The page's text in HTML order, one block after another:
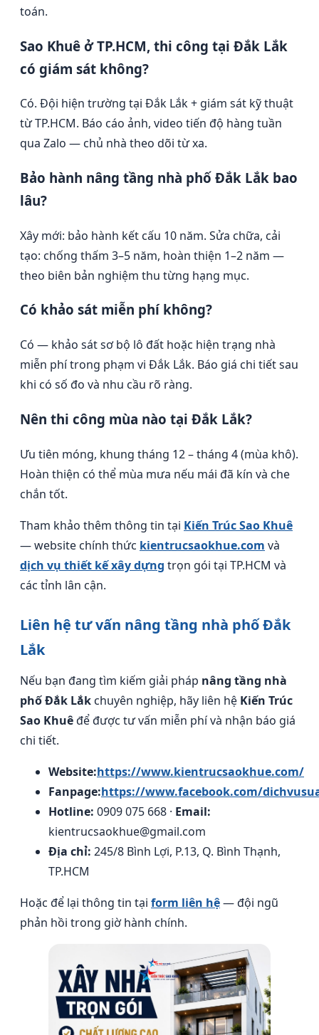
toán.
Sao Khuê ở TP.HCM, thi công tại Đắk Lắk
có giám sát không?
Có. Đội hiện trường tại Đắk Lắk + giám sát kỹ thuật
từ TP.HCM. Báo cáo ảnh, video tiến độ hàng tuần
qua Zalo — chủ nhà theo dõi từ xa.
Bảo hành nâng tầng nhà phố Đắk Lắk bao
lâu?
Xây mới: bảo hành kết cấu 10 năm. Sửa chữa, cải
tạo: chống thấm 3–5 năm, hoàn thiện 1–2 năm —
theo biên bản nghiệm thu từng hạng mục.
Có khảo sát miễn phí không?
Có — khảo sát sơ bộ lô đất hoặc hiện trạng nhà
miễn phí trong phạm vi Đắk Lắk. Báo giá chi tiết sau
khi có số đo và nhu cầu rõ ràng.
Nên thi công mùa nào tại Đắk Lắk?
Ưu tiên móng, khung tháng 12 – tháng 4 (mùa khô).
Hoàn thiện có thể mùa mưa nếu mái đã kín và che
chắn tốt.
Tham khảo thêm thông tin tại Kiến Trúc Sao Khuê
— website chính thức kientrucsaokhue.com và
dịch vụ thiết kế xây dựng trọn gói tại TP.HCM và
các tỉnh lân cận.
Liên hệ tư vấn nâng tầng nhà phố Đắk
Lắk
Nếu bạn đang tìm kiếm giải pháp nâng tầng nhà
phố Đắk Lắk chuyên nghiệp, hãy liên hệ Kiến Trúc
Sao Khuêđể được tư vấn miễn phí và nhận báo giá
chi tiết.
Website:https://www.kientrucsaokhue.com/
Fanpage:https://www.facebook.com/
Hotline: 0909 075 668 · Email:
kientrucsaokhue@gmail.com
Địa chỉ: 245/8 Bình Lợi, P.13, Q. Bình Thạnh,
TP.HCM
Hoặc để lại thông tin tại form liên hệ— đội ngũ
phản hồi trong giờ hành chính.